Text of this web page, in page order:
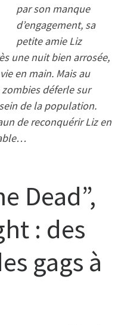
par son manque
d’engagement, sa
petite amie Liz
une nuit bien arrosée,
en main. Mais au
déferle sur
de la population.
de reconquérir Liz en
Dead”,
: des
gags à